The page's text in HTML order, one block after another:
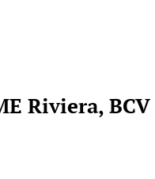
Riviera, BCV